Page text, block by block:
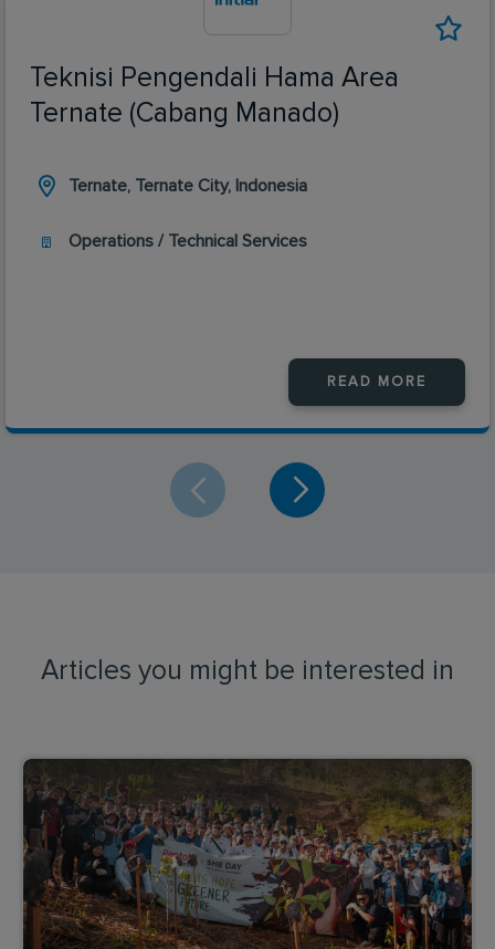
Teknisi Pengendali Hama Area
Ternate (Cabang Manado)
Ternate, Ternate City, Indonesia
Operations / Technical Services
READ MORE
Articles you might be interested in